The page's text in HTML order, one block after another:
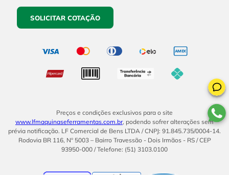
SOLICITAR COTAÇÃO
Preços e condições exclusivos para o site
www.lfmaquinaseferramentas.com.br, podendo sofrer alterações sem
prévia notificação. LF Comercial de Bens LTDA / CNPJ: 91.845.735/0004-14.
Rodovia BR 116, Nº 5003 – Bairro Travessão - Dois Irmãos - RS / CEP
93950-000 / Telefone: (51) 3103.0100